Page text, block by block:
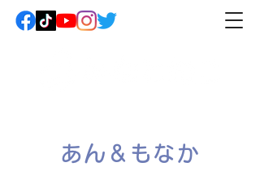
あん＆もなか